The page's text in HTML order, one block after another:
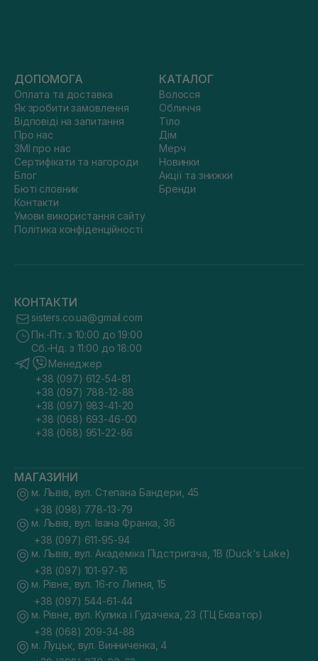
ДОПОМОГА
Оплата та доставка
Як зробити замовлення
Відповіді на запитання
Про нас
ЗМІ про нас
Сертифікати та нагороди
Блог
Бюті словник
Контакти
Умови використання сайту
Політика конфіденційності
КАТАЛОГ
Волосся
Обличчя
Тіло
Дім
Мерч
Новинки
Акції та знижки
Бренди
КОНТАКТИ
sisters.co.ua@gmail.com
Пн.-Пт. з 10:00 до 19:00
Сб.-Нд. з 11:00 до 18:00
Менеджер
+38 (097) 612-54-81
+38 (097) 788-12-88
+38 (097) 983-41-20
+38 (068) 693-46-00
+38 (068) 951-22-86
МАГАЗИНИ
м. Львів, вул. Степана Бандери, 45
+38 (098) 778-13-79
м. Львів, вул. Івана Франка, 36
+38 (097) 611-95-94
м. Львів, вул. Академіка Підстригача, 1В (Duck's Lake)
+38 (097) 101-97-16
м. Рівне, вул. 16-го Липня, 15
+38 (097) 544-61-44
м. Рівне, вул. Кулика і Гудачека, 23 (ТЦ Екватор)
+38 (068) 209-34-88
м. Луцьк, вул. Винниченка, 4